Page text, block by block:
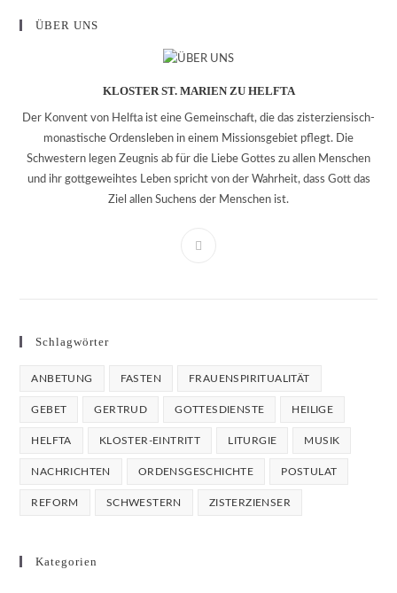
ÜBER UNS
KLOSTER ST. MARIEN ZU HELFTA
Der Konvent von Helfta ist eine Gemeinschaft, die das zisterziensisch-
monastische Ordensleben in einem Missionsgebiet pflegt. Die
Schwestern legen Zeugnis ab für die Liebe Gottes zu allen Menschen
und ihr gottgeweihtes Leben spricht von der Wahrheit, dass Gott das
Ziel allen Suchens der Menschen ist.
Schlagwörter
ANBETUNG FASTEN FRAUENSPIRITUALITÄT
GEBET GERTRUD GOTTESDIENSTE HEILIGE
HELFTA KLOSTER-EINTRITT LITURGIE MUSIK
NACHRICHTEN ORDENSGESCHICHTE POSTULAT
REFORM SCHWESTERN ZISTERZIENSER
Kategorien